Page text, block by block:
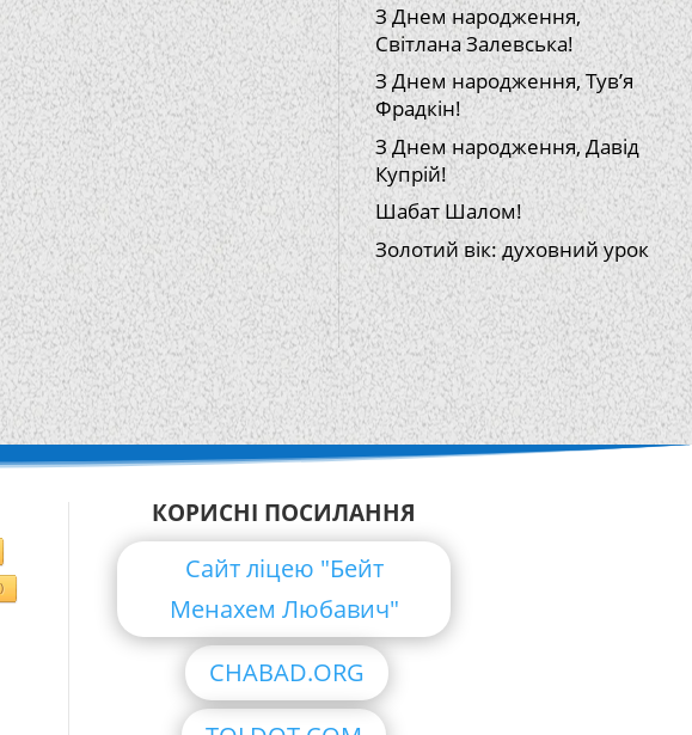
З Днем народження,
Світлана Залевська!
З Днем народження, Тув’я
Фрадкін!
З Днем народження, Давід
Купрій!
Шабат Шалом!
Золотий вік: духовний урок
КОРИСНІ ПОСИЛАННЯ
Сайт ліцею "Бейт
Менахем Любавич"
CHABAD.ORG